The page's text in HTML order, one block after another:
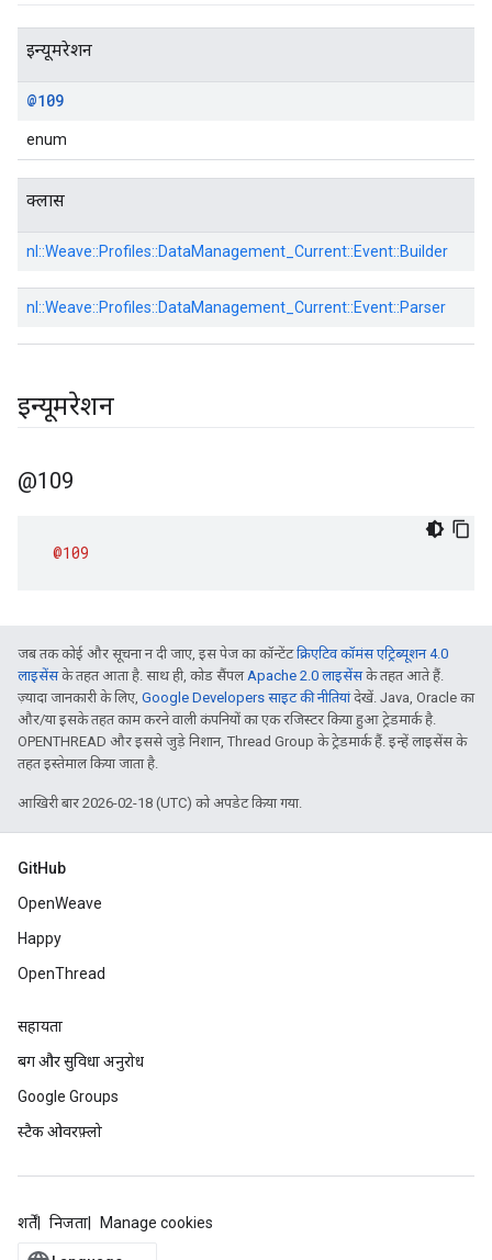
इन्यूमरेशन
@109
enum
क्लास
nl::Weave::Profiles::DataManagement_Current::Event::Builder
nl::Weave::Profiles::DataManagement_Current::Event::Parser
इन्यूमरेशन
@109
@109
जब तक कोई और सूचना न दी जाए, इस पेज का कॉन्टेंटक्रिएटिव कॉमंस एट्रिब्यूशन 4.0
लाइसेंसके तहत आता है. साथ ही, कोड सैंपलApache 2.0 लाइसेंसके तहत आते हैं.
ज़्यादा जानकारी के लिए, Google Developers साइट की नीतियांदेखें. Java, Oracle का
और/या इसके तहत काम करने वाली कंपनियों का एक रजिस्टर किया हुआ ट्रेडमार्क है.
OPENTHREAD और इससे जुड़े निशान, Thread Group के ट्रेडमार्क हैं. इन्हें लाइसेंस के
तहत इस्तेमाल किया जाता है.
आखिरी बार 2026-02-18 (UTC) को अपडेट किया गया.
GitHub
OpenWeave
Happy
OpenThread
सहायता
बग और सुविधा अनुरोध
Google Groups
स्टैक ओवरफ़्लो
शर्तें निजता Manage cookies